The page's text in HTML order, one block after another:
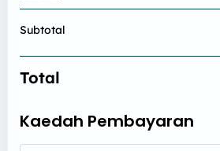
Subtotal
Total
Kaedah Pembayaran